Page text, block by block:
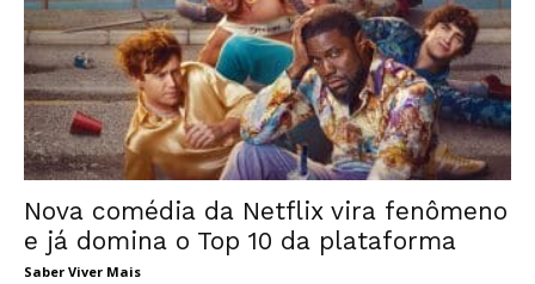
Nova comédia da Netflix vira fenômeno
e já domina o Top 10 da plataforma
Saber Viver Mais